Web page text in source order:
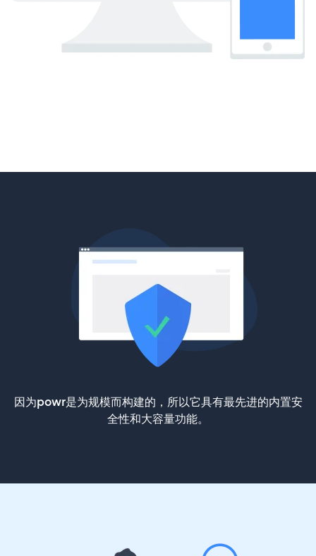
因为powr是为规模而构建的，所以它具有最先进的内置安
全性和大容量功能。